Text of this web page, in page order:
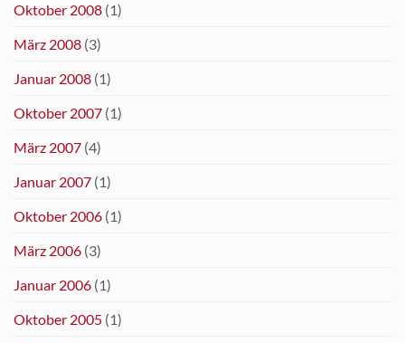
Oktober 2008 (1)
März 2008 (3)
Januar 2008 (1)
Oktober 2007 (1)
März 2007 (4)
Januar 2007 (1)
Oktober 2006 (1)
März 2006 (3)
Januar 2006 (1)
Oktober 2005 (1)